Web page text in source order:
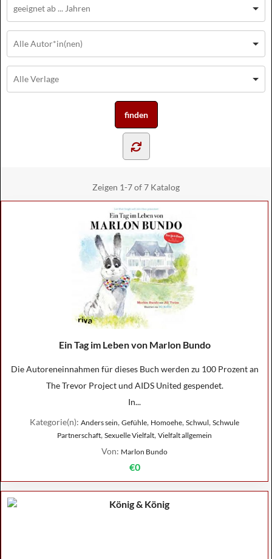
Zeigen 1-7 of 7 Katalog
Ein Tag im Leben von Marlon Bundo
Die Autoreneinnahmen für dieses Buch werden zu 100 Prozent an
The Trevor Project und AIDS United gespendet.
In...
Kategorie(n): Anders sein, Gefühle, Homoehe, Schwul, Schwule
Partnerschaft, Sexuelle Vielfalt, Vielfalt allgemein
Von: Marlon Bundo
€0